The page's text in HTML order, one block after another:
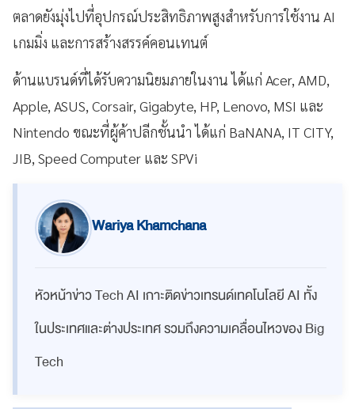
ตลาดยังมุ่งไปที่อุปกรณ์ประสิทธิภาพสูงสำหรับการใช้งาน AI
เกมมิ่ง และการสร้างสรรค์คอนเทนต์
ด้านแบรนด์ที่ได้รับความนิยมภายในงาน ได้แก่ Acer, AMD,
Apple, ASUS, Corsair, Gigabyte, HP, Lenovo, MSI และ
Nintendo ขณะที่ผู้ค้าปลีกชั้นนำ ได้แก่ BaNANA, IT CITY,
JIB, Speed Computer และ SPVi
Wariya Khamchana
หัวหน้าข่าว Tech AI เกาะติดข่าวเทรนด์เทคโนโลยี AI ทั้ง
ในประเทศและต่างประเทศ รวมถึงความเคลื่อนไหวของ Big
Tech